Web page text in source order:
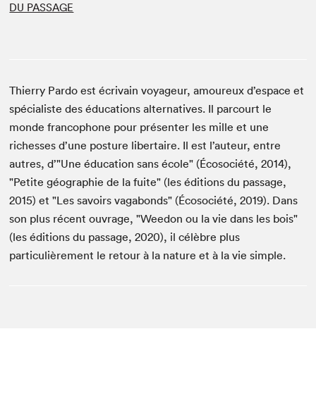
DU PASSAGE
Thierry Pardo est écrivain voyageur, amoureux d’espace et
spécialiste des éducations alternatives. Il parcourt le
monde francophone pour présenter les mille et une
richesses d’une posture libertaire. Il est l’auteur, entre
autres, d’"Une éducation sans école" (Écosociété, 2014),
"Petite géographie de la fuite" (les éditions du passage,
2015) et "Les savoirs vagabonds" (Écosociété, 2019). Dans
son plus récent ouvrage, "Weedon ou la vie dans les bois"
(les éditions du passage, 2020), il célèbre plus
particulièrement le retour à la nature et à la vie simple.